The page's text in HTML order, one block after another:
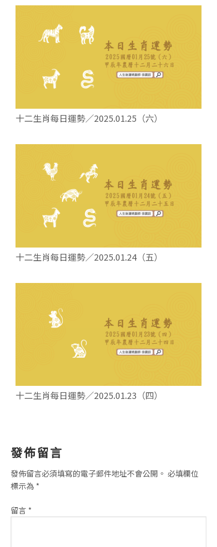
十二生肖每日運勢／2025.01.25（六）
十二生肖每日運勢／2025.01.24（五）
十二生肖每日運勢／2025.01.23（四）
讀
者
互
動
方
發佈留言
發佈留言必須填寫的電子郵件地址不會公開。 必填欄位
標示為 *
留言 *